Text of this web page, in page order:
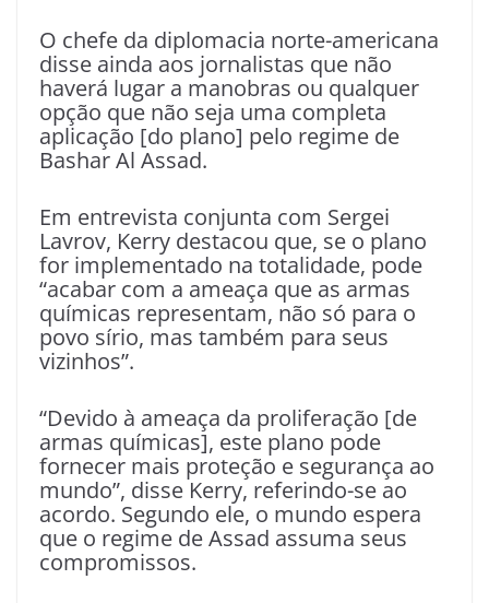
O chefe da diplomacia norte-americana
disse ainda aos jornalistas que não
haverá lugar a manobras ou qualquer
opção que não seja uma completa
aplicação [do plano] pelo regime de
Bashar Al Assad.
Em entrevista conjunta com Sergei
Lavrov, Kerry destacou que, se o plano
for implementado na totalidade, pode
“acabar com a ameaça que as armas
químicas representam, não só para o
povo sírio, mas também para seus
vizinhos”.
“Devido à ameaça da proliferação [de
armas químicas], este plano pode
fornecer mais proteção e segurança ao
mundo”, disse Kerry, referindo-se ao
acordo. Segundo ele, o mundo espera
que o regime de Assad assuma seus
compromissos.